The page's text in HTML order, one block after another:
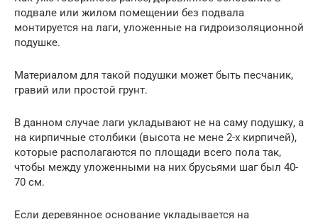
подвале или жилом помещении без подвала
монтируется на лаги, уложенные на гидроизоляционной
подушке.
Материалом для такой подушки может быть песчаник,
гравий или простой грунт.
В данном случае лаги укладывают не на саму подушку, а
на кирпичные столбики (высота не мене 2-х кирпичей),
которые располагаются по площади всего пола так,
чтобы между уложенными на них брусьями шаг был 40-
70 см.
Если деревянное основание укладывается на